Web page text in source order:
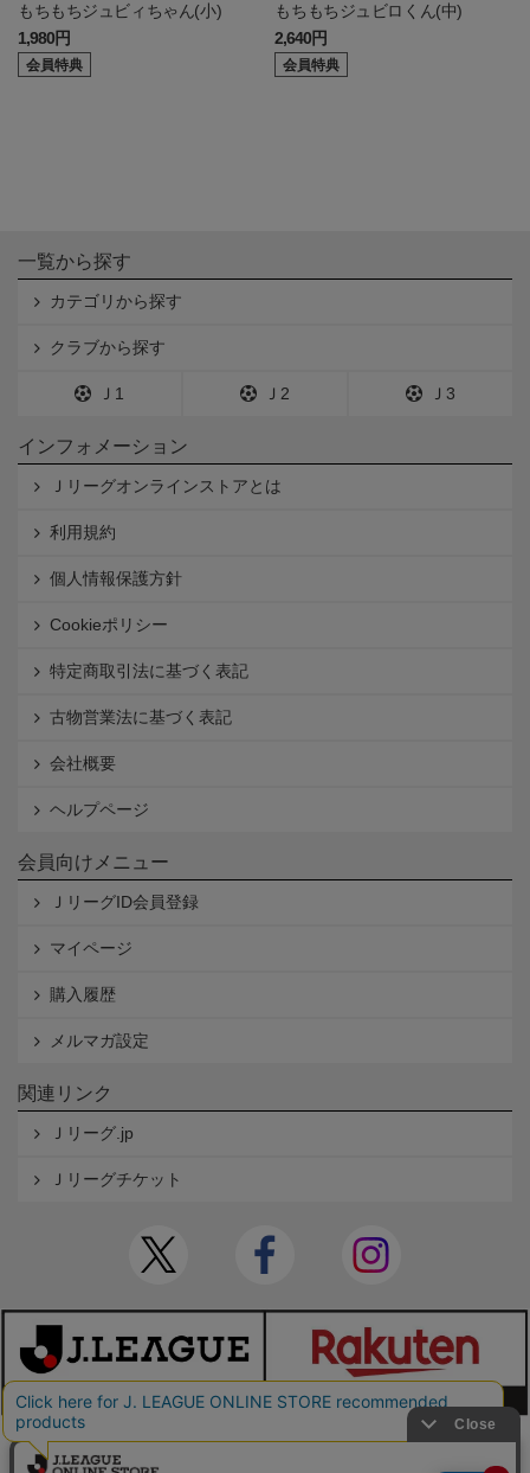
もちもちジュビィちゃん(小)
1,980円
会員特典
もちもちジュビロくん(中)
2,640円
会員特典
一覧から探す
カテゴリから探す
クラブから探す
Ｊ1 Ｊ2 Ｊ3
インフォメーション
Ｊリーグオンラインストアとは
利用規約
個人情報保護方針
Cookieポリシー
特定商取引法に基づく表記
古物営業法に基づく表記
会社概要
ヘルプページ
会員向けメニュー
ＪリーグID会員登録
マイページ
購入履歴
メルマガ設定
関連リンク
Ｊリーグ.jp
Ｊリーグチケット
本サイトで使用している文章・画像等の無断での複製・転載を禁止します。